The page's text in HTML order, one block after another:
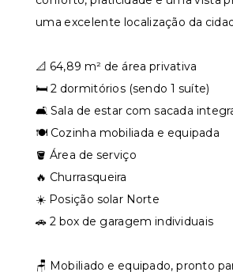
uma excelente localização da
📐 64,89 m² de área privativa
🛏️ 2 dormitórios (sendo 1 suíte)
🛋️ Sala de estar com sacada
🍽️ Cozinha mobiliada e equipada
🪣 Área de serviço
🔥 Churrasqueira
☀️ Posição solar Norte
🚗 2 box de garagem individuais
🪑 Mobiliado e equipado, pronto